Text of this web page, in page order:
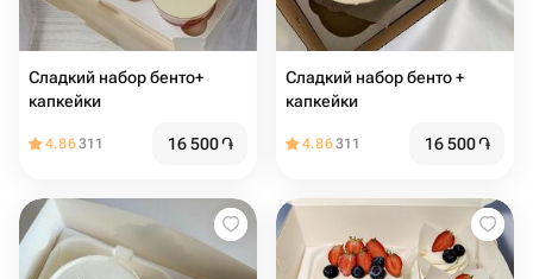
Сладкий набор бенто+
капкейки
4.86311 16 500֏
Сладкий набор бенто +
капкейки
4.86311 16 500֏